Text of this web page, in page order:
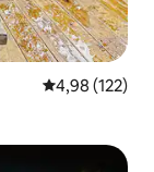
4,98 de uma
4,98 (122)